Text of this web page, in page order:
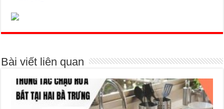
Bài viết liên quan